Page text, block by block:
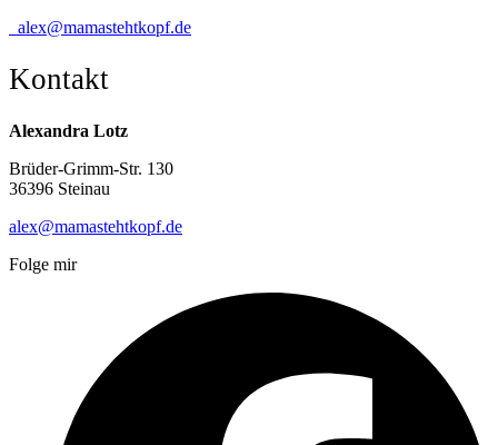
alex@mamastehtkopf.de
Kontakt
Alexandra Lotz
Brüder-Grimm-Str. 130
36396 Steinau
alex@mamastehtkopf.de
Folge mir